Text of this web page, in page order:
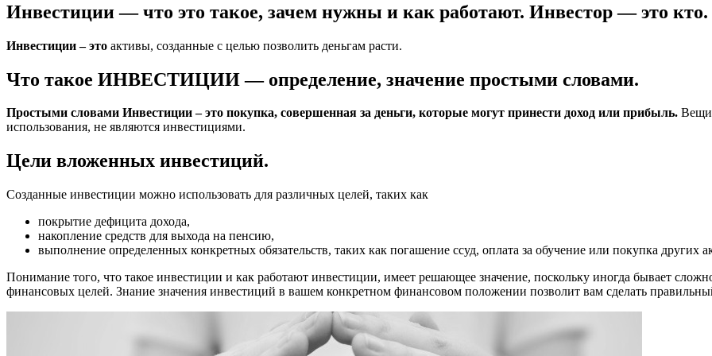
Инвестиции — что это такое, зачем нужны и как работают. Инвестор — это кто.
Инвестиции – это активы, созданные с целью позволить деньгам расти.
Что такое ИНВЕСТИЦИИ — определение, значение простыми словами.
Простыми словами Инвестиции – это покупка, совершенная за деньги, которые могут принести доход или прибыль.
использования, не являются инвестициями.
Цели вложенных инвестиций.
Созданные инвестиции можно использовать для различных целей, таких как
покрытие дефицита дохода,
накопление средств для выхода на пенсию,
выполнение определенных конкретных обязательств, таких как погашение ссуд, оплата за обучение или покупка других
Понимание того, что такое инвестиции и как работают инвестиции, имеет решающее значение, поскольку иногда бывает
финансовых целей. Знание значения инвестиций в вашем конкретном финансовом положении позволит вам сделать